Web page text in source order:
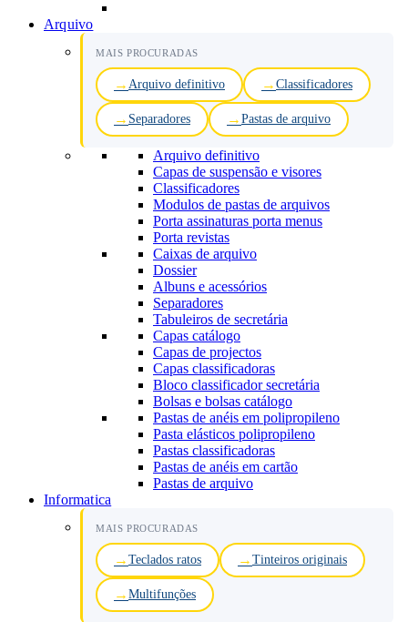
Arquivo
MAIS PROCURADAS
Arquivo definitivo Classificadores
Separadores Pastas de arquivo
Arquivo definitivo
Capas de suspensão e visores
Classificadores
Modulos de pastas de arquivos
Porta assinaturas porta menus
Porta revistas
Caixas de arquivo
Dossier
Albuns e acessórios
Separadores
Tabuleiros de secretária
Capas catálogo
Capas de projectos
Capas classificadoras
Bloco classificador secretária
Bolsas e bolsas catálogo
Pastas de anéis em polipropileno
Pasta elásticos polipropileno
Pastas classificadoras
Pastas de anéis em cartão
Pastas de arquivo
Informatica
MAIS PROCURADAS
Teclados ratos Tinteiros originais
Multifunções